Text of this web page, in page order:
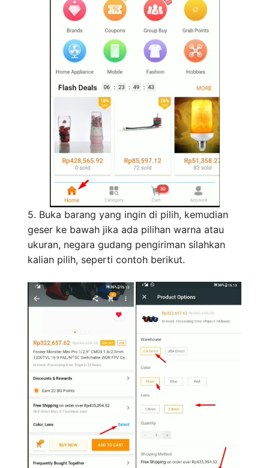
5. Buka barang yang ingin di pilih, kemudian
geser ke bawah jika ada pilihan warna atau
ukuran, negara gudang pengiriman silahkan
kalian pilih, seperti contoh berikut.